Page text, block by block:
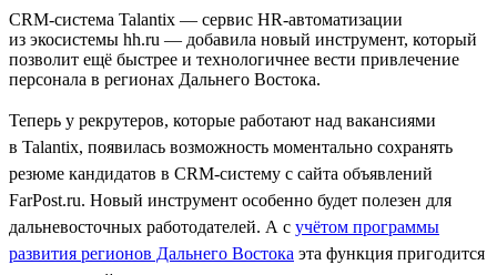
CRM-система Talantiх — сервис HR-автоматизации
из экосистемы hh.ru — добавила новый инструмент, который
позволит ещё быстрее и технологичнее вести привлечение
персонала в регионах Дальнего Востока.
Теперь у рекрутеров, которые работают над вакансиями
в Talantix, появилась возможность моментально сохранять
резюме кандидатов в CRM-систему с сайта объявлений
FarPost.ru. Новый инструмент особенно будет полезен для
дальневосточных работодателей. А с учётом программы
развития регионов Дальнего Востока эта функция пригодится